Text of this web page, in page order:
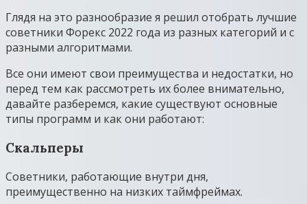
Глядя на это разнообразие я решил отобрать лучшие
советники Форекс 2022 года из разных категорий и с
разными алгоритмами.
Все они имеют свои преимущества и недостатки, но
перед тем как рассмотреть их более внимательно,
давайте разберемся, какие существуют основные
типы программ и как они работают:
Скальперы
Советники, работающие внутри дня,
преимущественно на низких таймфреймах.